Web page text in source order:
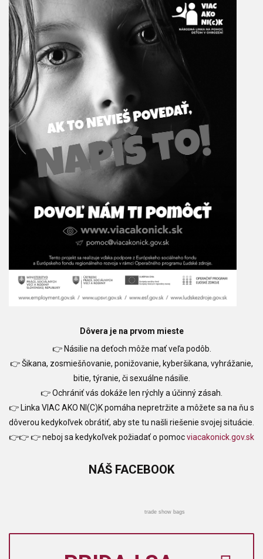
Dôvera je na prvom mieste
👉 Násilie na deťoch môže mať veľa podôb.
👉 Šikana, zosmiešňovanie, ponižovanie, kyberšikana, vyhrážanie,
bitie, týranie, či sexuálne násilie.
👉 Ochrániť vás dokáže len rýchly a účinný zásah.
👉 Linka VIAC AKO NI(C)K pomáha nepretržite a môžete sa na ňu s
dôverou kedykoľvek obrátiť, aby ste tu našli riešenie svojej situácie.
👉👉 👉 neboj sa kedykoľvek požiadať o pomocviacakonick.gov.sk
NÁŠ FACEBOOK
trade show bags